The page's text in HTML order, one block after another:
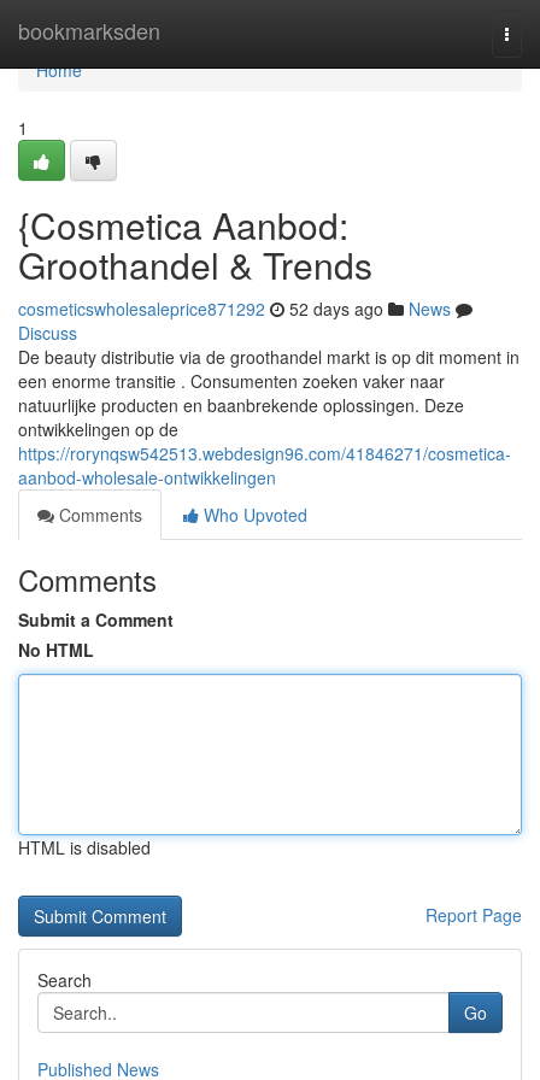
bookmarksden
Home
Home
1
{Cosmetica Aanbod:
Groothandel & Trends
cosmeticswholesaleprice871292 52 days ago
News
Discuss
De beauty distributie via de groothandel markt is op dit moment in
een enorme transitie . Consumenten zoeken vaker naar
natuurlijke producten en baanbrekende oplossingen. Deze
ontwikkelingen op de
https://rorynqsw542513.webdesign96.com/41846271/cosmetica-
aanbod-wholesale-ontwikkelingen
Comments
Who Upvoted
Comments
Submit a Comment
No HTML
HTML is disabled
Report Page
Search
Go
Published News